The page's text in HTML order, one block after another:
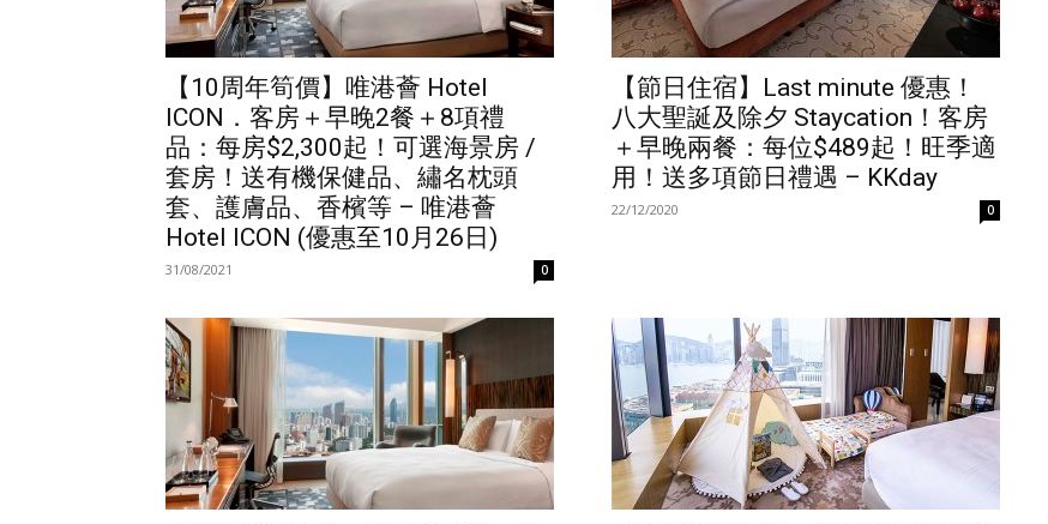
【10周年筍價】唯港薈 Hotel
ICON．客房＋早晚2餐＋8項禮
品：每房$2,300起！可選海景房 /
套房！送有機保健品、繡名枕頭
套、護膚品、香檳等 – 唯港薈
Hotel ICON (優惠至10月26日)
31/08/2021 0
【節日住宿】Last minute 優惠！
八大聖誕及除夕 Staycation！客房
＋早晚兩餐：每位$489起！旺季適
用！送多項節日禮遇 – KKday
22/12/2020 0